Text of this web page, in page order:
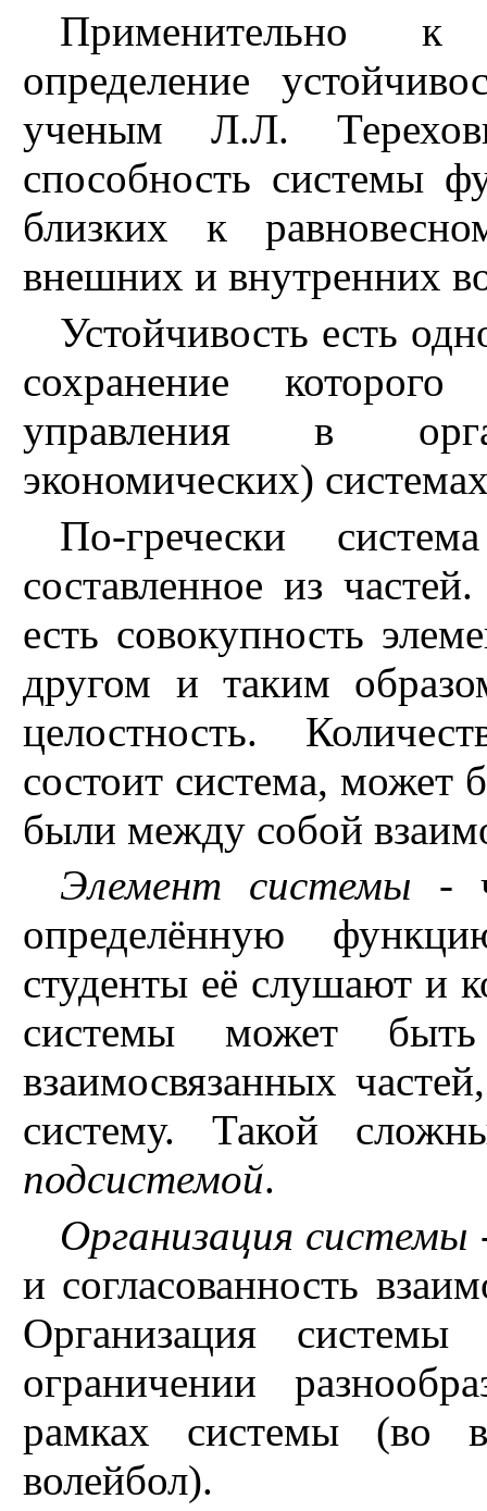
Применительно к
определение
ученым Л.Л.
способность системы
близких к
внешних и внутренних
Устойчивость есть
сохранение
управления в
экономических)
По-гречески
составленное из
есть совокупность
другом и таким
целостность.
состоит система,
были между собой
Элемент системы -
определённую
студенты её слушают и
системы может
взаимосвязанных
систему. Такой
подсистемой.
Организация системы
и согласованность
Организация
ограничении
рамках системы (во
волейбол).